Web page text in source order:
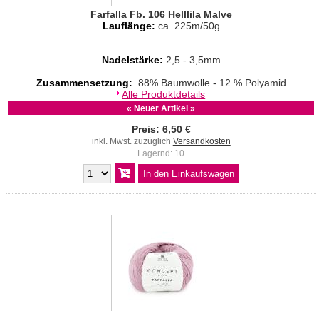
Farfalla Fb. 106 Helllila Malve
Lauflänge: ca. 225m/50g
Nadelstärke: 2,5 - 3,5mm
Zusammensetzung: 88% Baumwolle - 12 % Polyamid
Alle Produktdetails
« Neuer Artikel »
Preis: 6,50 €
inkl. Mwst. zuzüglich Versandkosten
Lagernd: 10